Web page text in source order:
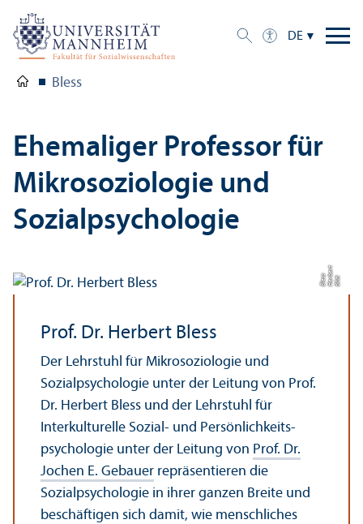
DE
Bless
Ehemaliger Professor für
Mikrosoziologie und
Sozialpsychologie
Bil
d:
H
e
r
b
e
r
tBl
e
s
s
Prof. Dr. Herbert Bless
Der Lehr­stuhl für Mikrosoziologie und
Sozialpsychologie unter der Leitung von Prof.
Dr. Herbert Bless und der Lehr­stuhl für
Interkulturelle Sozial- und Persönlichkeits­
psychologie unter der Leitung von Prof. Dr.
Jochen E. Gebauer repräsentieren die
Sozialpsychologie in ihrer ganzen Breite und
beschäftigen sich damit, wie menschliches